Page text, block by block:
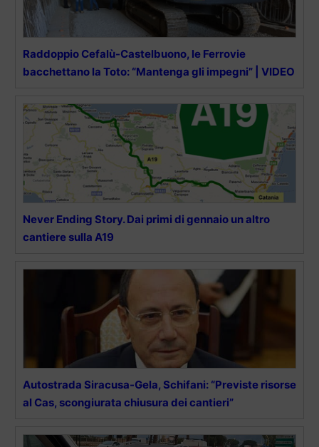
Raddoppio Cefalù-Castelbuono, le Ferrovie
bacchettano la Toto: “Mantenga gli impegni” | VIDEO
Never Ending Story. Dai primi di gennaio un altro
cantiere sulla A19
Autostrada Siracusa-Gela, Schifani: “Previste risorse
al Cas, scongiurata chiusura dei cantieri”